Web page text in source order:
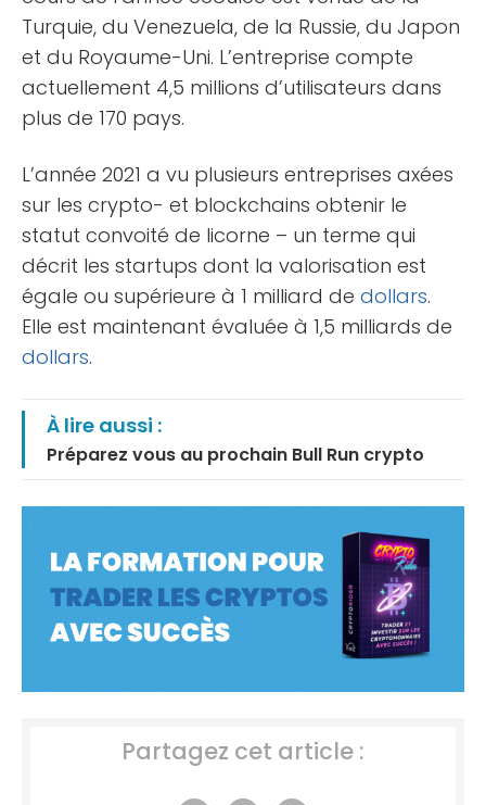
Turquie, du Venezuela, de la Russie, du Japon
et du Royaume-Uni. L’entreprise compte
actuellement 4,5 millions d’utilisateurs dans
plus de 170 pays.
L’année 2021 a vu plusieurs entreprises axées
sur les crypto- et blockchains obtenir le
statut convoité de licorne – un terme qui
décrit les startups dont la valorisation est
égale ou supérieure à 1 milliard de dollars.
Elle est maintenant évaluée à 1,5 milliards de
dollars.
À lire aussi :
Préparez vous au prochain Bull Run crypto
Partagez cet article :